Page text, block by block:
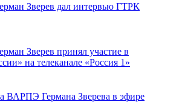
Зверев дал интервью ГТРК
Зверев принял участие в
на телеканале «Россия 1»
ВАРПЭ Германа Зверева в эфире